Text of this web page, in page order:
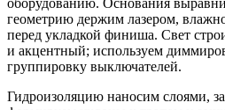
геометрию держим лазером,
перед укладкой финиша. Свет
и акцентный; используем
группировку выключателей.
Гидроизоляцию наносим слоями,